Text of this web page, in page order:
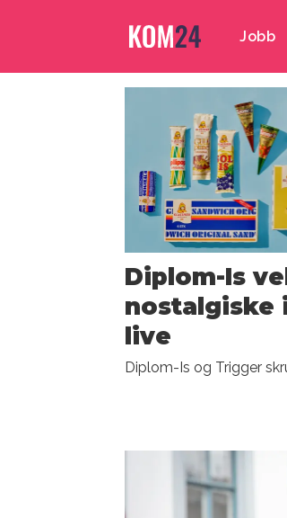
Jobb
Emne:
Diplom-Is
nostalgiske
live
Diplom-Is og Trigger